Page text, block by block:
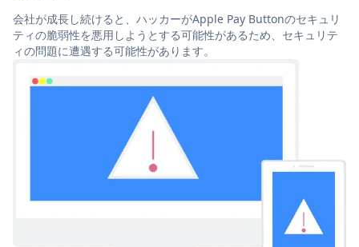
会社が成長し続けると、ハッカーがApple Pay Buttonのセキュリ
ティの脆弱性を悪用しようとする可能性があるため、セキュリテ
ィの問題に遭遇する可能性があります。